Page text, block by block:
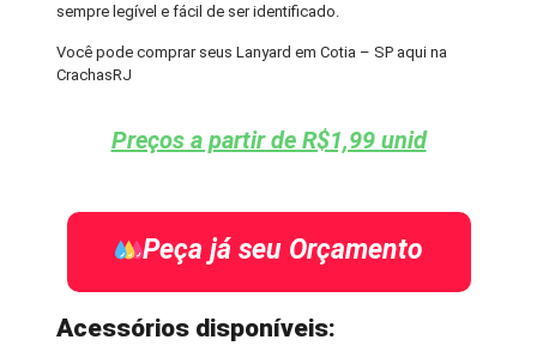
sempre legível e fácil de ser identificado.
Você pode comprar seus Lanyard em Cotia – SP aqui na
CrachasRJ
Preços a partir de R$1,99 unid
Peça já seu Orçamento
Acessórios disponíveis: